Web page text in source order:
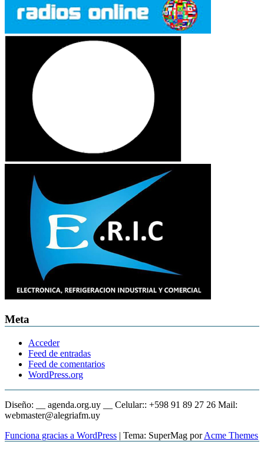
Meta
Acceder
Feed de entradas
Feed de comentarios
WordPress.org
Diseño: __ agenda.org.uy __ Celular:: +598 91 89 27 26 Mail:
webmaster@alegriafm.uy
Funciona gracias a WordPress | Tema: SuperMag porAcme Themes